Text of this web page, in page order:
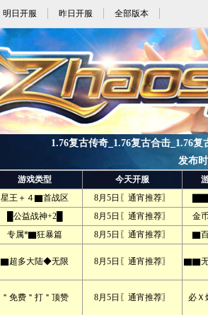
明日开服 昨日开服 全部版本
1.76复古传奇_1.76复古合击_1.76
发布
游戏类型 今天开服
星王＋４▇首战区 8月5日〖通宵推荐〗
█公益战神+2█ 8月5日〖通宵推荐〗
金
专属*▇狂暴篇 8月5日〖通宵推荐〗 ▇
▇超多大陆◆无限 8月5日〖通宵推荐〗 ▇▇
＂免费＂打＂顶赞 8月5日〖通宵推荐〗 必Ｘ